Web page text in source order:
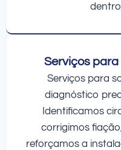
Serviços
Serviços para
diagnóstico
Identificamos
corrigimos
reforçamos a